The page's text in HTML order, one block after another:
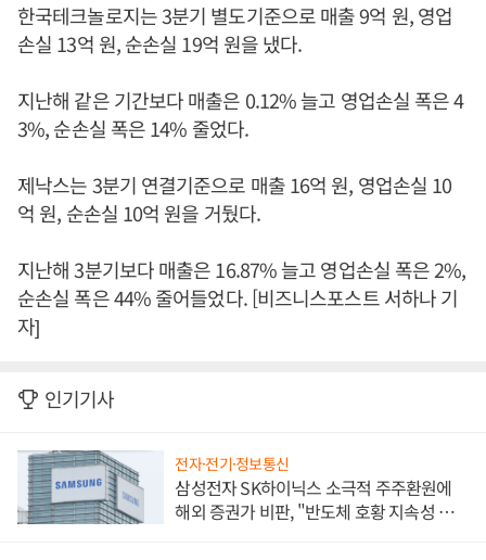
한국테크놀로지는 3분기 별도기준으로 매출 9억 원, 영업
손실 13억 원, 순손실 19억 원을 냈다.
지난해 같은 기간보다 매출은 0.12% 늘고 영업손실 폭은 4
3%, 순손실 폭은 14% 줄었다.
제낙스는 3분기 연결기준으로 매출 16억 원, 영업손실 10
억 원, 순손실 10억 원을 거뒀다.
지난해 3분기보다 매출은 16.87% 늘고 영업손실 폭은 2%,
순손실 폭은 44% 줄어들었다. [비즈니스포스트 서하나 기
자]
인기기사
전자·전기·정보통신
삼성전자 SK하이닉스 소극적 주주환원에
해외 증권가 비판, "반도체 호황 지속성 의